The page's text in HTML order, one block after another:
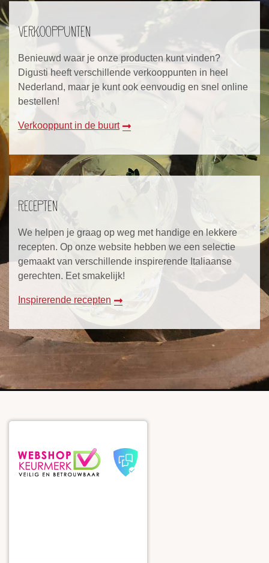
Verkooppunten
Benieuwd waar je onze producten kunt vinden?
Digusti heeft verschillende verkooppunten in heel
Nederland, maar je kunt ook eenvoudig en snel online
bestellen!
Verkooppunt in de buurt
Recepten
We helpen je graag op weg met handige en lekkere
recepten. Op onze website hebben we een selectie
gemaakt van verschillende inspirerende Italiaanse
gerechten. Eet smakelijk!
Inspirerende recepten